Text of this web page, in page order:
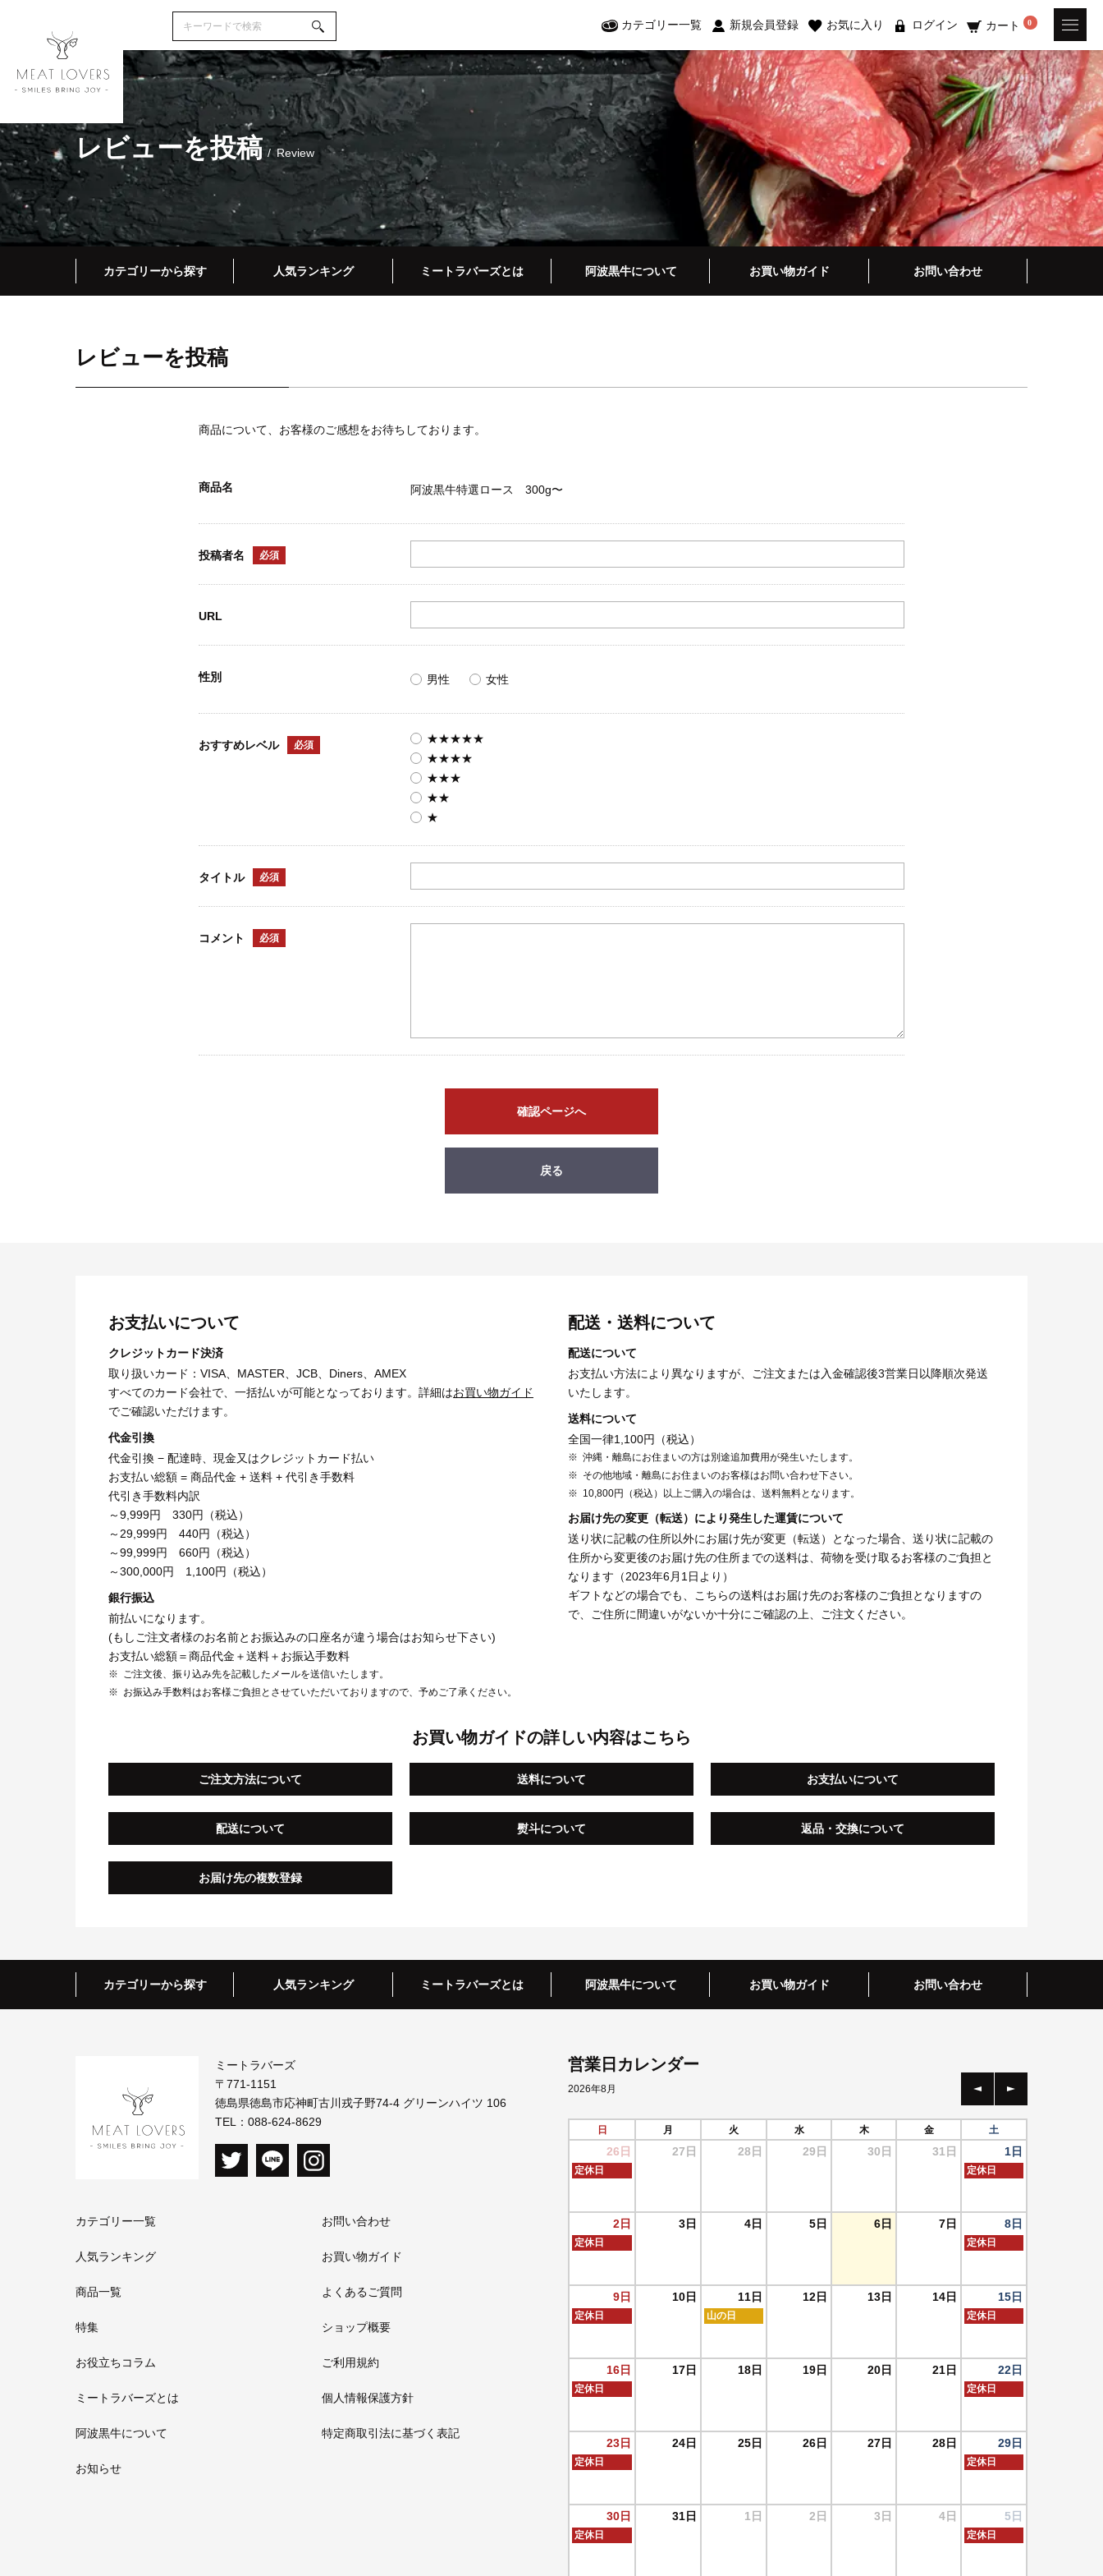
カテゴリー一覧 新規会員登録 お気に入り ログイン カート 0
レビューを投稿 Review
カテゴリーから探す 人気ランキング ミートラバーズとは 阿波黒牛について お買い物ガイド お問い合わせ
レビューを投稿
商品について、お客様のご感想をお待ちしております。
商品名 阿波黒牛特選ロース 300g〜
投稿者名 必須
URL
性別 男性 女性
おすすめレベル 必須
★★★★★
★★★★
★★★
★★
★
タイトル 必須
コメント 必須
確認ページへ
戻る
お支払いについて
クレジットカード決済
取り扱いカード：VISA、MASTER、JCB、Diners、AMEX
すべてのカード会社で、一括払いが可能となっております。詳細はお買い物ガイド
でご確認いただけます。
代金引換
代金引換 − 配達時、現金又はクレジットカード払い
お支払い総額 = 商品代金 + 送料 + 代引き手数料
代引き手数料内訳
～9,999円 330円（税込）
～29,999円 440円（税込）
～99,999円 660円（税込）
～300,000円 1,100円（税込）
銀行振込
前払いになります。
(もしご注文者様のお名前とお振込みの口座名が違う場合はお知らせ下さい)
お支払い総額＝商品代金＋送料＋お振込手数料
ご注文後、振り込み先を記載したメールを送信いたします。
お振込み手数料はお客様ご負担とさせていただいておりますので、予めご了承ください。
配送・送料について
配送について
お支払い方法により異なりますが、ご注文または入金確認後3営業日以降順次発送
いたします。
送料について
全国一律1,100円（税込）
沖縄・離島にお住まいの方は別途追加費用が発生いたします。
その他地域・離島にお住まいのお客様はお問い合わせ下さい。
10,800円（税込）以上ご購入の場合は、送料無料となります。
お届け先の変更（転送）により発生した運賃について
送り状に記載の住所以外にお届け先が変更（転送）となった場合、送り状に記載の
住所から変更後のお届け先の住所までの送料は、荷物を受け取るお客様のご負担と
なります（2023年6月1日より）
ギフトなどの場合でも、こちらの送料はお届け先のお客様のご負担となりますの
で、ご住所に間違いがないか十分にご確認の上、ご注文ください。
お買い物ガイドの詳しい内容はこちら
ご注文方法について 送料について お支払いについて
配送について 熨斗について 返品・交換について
お届け先の複数登録
カテゴリーから探す 人気ランキング ミートラバーズとは 阿波黒牛について お買い物ガイド お問い合わせ
ミートラバーズ
〒771-1151
徳島県徳島市応神町古川戎子野74-4 グリーンハイツ 106
TEL： 088-624-8629
カテゴリー一覧 お問い合わせ
人気ランキング お買い物ガイド
商品一覧 よくあるご質問
特集 ショップ概要
お役立ちコラム ご利用規約
ミートラバーズとは 個人情報保護方針
阿波黒牛について 特定商取引法に基づく表記
お知らせ
営業日カレンダー
2026年8月
日 月 火 水 木 金 土
26日
定休日
27日 28日 29日 30日 31日 1日
定休日
2日
定休日
3日 4日 5日 6日 7日 8日
定休日
9日
定休日
10日 11日
山の日
12日 13日 14日 15日
定休日
16日
定休日
17日 18日 19日 20日 21日 22日
定休日
23日
定休日
24日 25日 26日 27日 28日 29日
定休日
30日
定休日
31日 1日 2日 3日 4日 5日
定休日